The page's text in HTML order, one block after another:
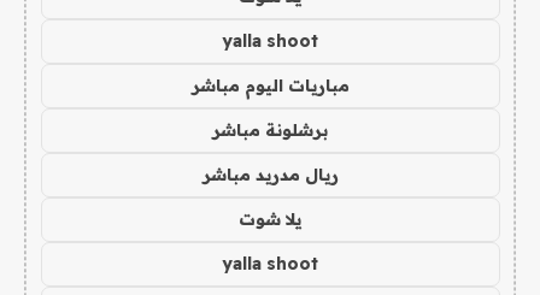
yalla shoot
مباريات اليوم مباشر
برشلونة مباشر
ريال مدريد مباشر
يلا شوت
yalla shoot